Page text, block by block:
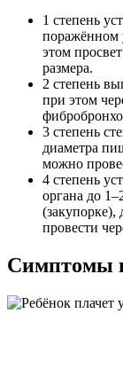
1 степень
поражённом
этом
размера.
2 степень
при этом
3 степень
диаметра
можно
4 степень
органа до
(закупорке),
провести
Симптомы